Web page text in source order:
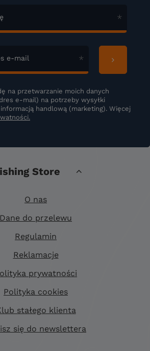
e-mail
na przetwarzanie moich danych
e-mail) na potrzeby wysyłki
handlową (marketing). Więcej
Store
O nas
Dane do przelewu
Regulamin
Reklamacje
prywatności
Polityka cookies
stałego klienta
się do newslettera